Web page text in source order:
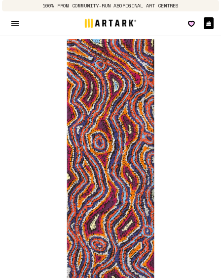
100% FROM COMMUNITY-RUN ABORIGINAL ART CENTRES